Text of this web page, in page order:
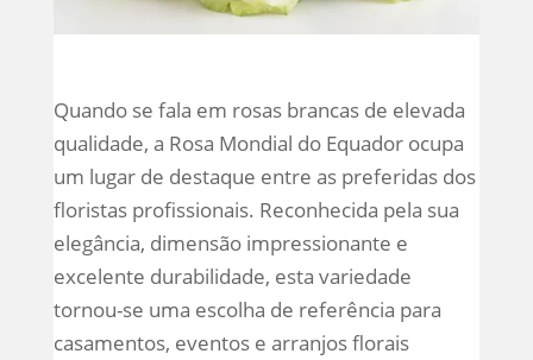
Quando se fala em rosas brancas de elevada
qualidade, a Rosa Mondial do Equador ocupa
um lugar de destaque entre as preferidas dos
floristas profissionais. Reconhecida pela sua
elegância, dimensão impressionante e
excelente durabilidade, esta variedade
tornou-se uma escolha de referência para
casamentos, eventos e arranjos florais